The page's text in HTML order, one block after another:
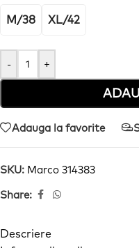
M/38 XL/42
- +
Adauga la favorite
SKU: Marco 314383
Share:
Descriere